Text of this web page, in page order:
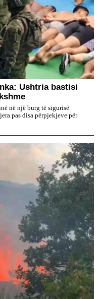
Ushtria bastisi
në një burg të sigurisë
pas disa përpjekjeve për